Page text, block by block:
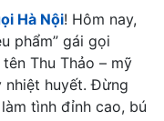
Hà Nội! Hôm nay,
phẩm” gái gọi
tên Thu Thảo – mỹ
nhiệt huyết. Đừng
tình đỉnh cao, bú